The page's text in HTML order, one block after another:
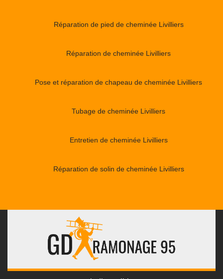
Réparation de pied de cheminée Livilliers
Réparation de cheminée Livilliers
Pose et réparation de chapeau de cheminée Livilliers
Tubage de cheminée Livilliers
Entretien de cheminée Livilliers
Réparation de solin de cheminée Livilliers